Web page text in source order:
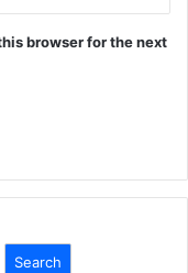
browser for the next
Search